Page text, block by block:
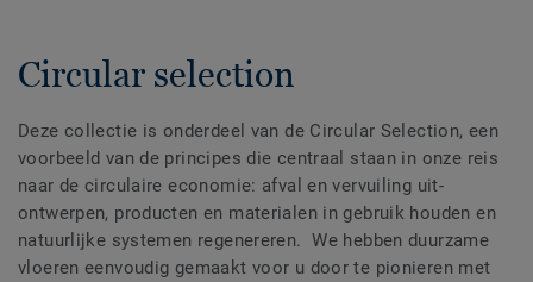
Circular selection
Deze collectie is onderdeel van de Circular Selection, een
voorbeeld van de principes die centraal staan in onze reis
naar de circulaire economie: afval en vervuiling uit-
ontwerpen, producten en materialen in gebruik houden en
natuurlijke systemen regenereren. We hebben duurzame
vloeren eenvoudig gemaakt voor u door te pionieren met